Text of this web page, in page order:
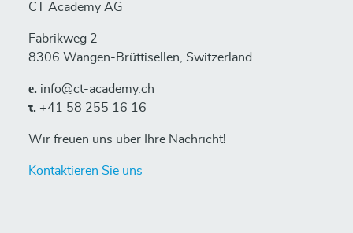
CT Academy AG
Fabrikweg 2
8306 Wangen-Brüttisellen, Switzerland
е. info@ct-academy.ch
t. +41 58 255 16 16
Wir freuen uns über Ihre Nachricht!
Kontaktieren Sie uns